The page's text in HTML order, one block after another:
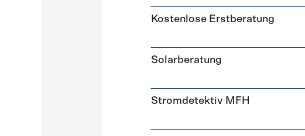
Kostenlose Erstberatung
Solarberatung
Stromdetektiv MFH